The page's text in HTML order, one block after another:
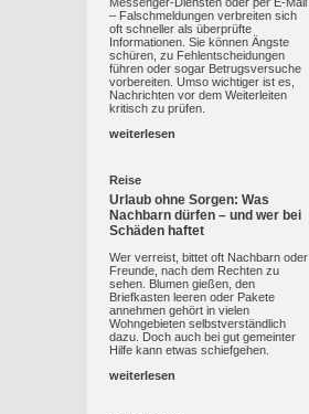
– Falschmeldungen verbreiten sich
oft schneller als überprüfte
Informationen. Sie können Ängste
schüren, zu Fehlentscheidungen
führen oder sogar Betrugsversuche
vorbereiten. Umso wichtiger ist es,
Nachrichten vor dem Weiterleiten
kritisch zu prüfen.
weiterlesen
Reise
Urlaub ohne Sorgen: Was
Nachbarn dürfen – und wer bei
Schäden haftet
Wer verreist, bittet oft Nachbarn oder
Freunde, nach dem Rechten zu
sehen. Blumen gießen, den
Briefkasten leeren oder Pakete
annehmen gehört in vielen
Wohngebieten selbstverständlich
dazu. Doch auch bei gut gemeinter
Hilfe kann etwas schiefgehen.
weiterlesen